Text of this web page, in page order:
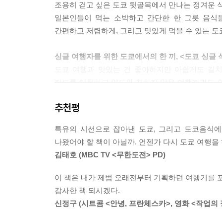
--- p.167, <한낮의 맥주타임 타코야끼>
인연이란 참 묘하다. 한 번으로 끝날 것 같은 그
눈에 들어온 낯익은 얼굴! 바로 그때 그 오모테산
--- p.263, <오모테산도, 길 위의 추억 커피 브레이크> 중에
조용히 걷고 싶은 도쿄 뒷골목에서 만나는 정겨운
일본인들이 먹는 소박하고 간단한 한 그릇 음
간편하고 저렴하게, 그리고 맛있게 먹을 수 있는
싱글 여행자를 위한 도쿄에서의 한 끼, <도쿄 싱글
지도를 미워하고 약도와 친하지 않은 여행자라도
그래서일까, 도쿄는 가끔 우리에게 몸으로 말을 건
그리고 그 어리둥절한 아픔 이후 우리는 조금씩 달
빈틈 없어 보여도 허점투성이,
하지만 그 허점을 꽁꽁 싸매고 무표정으로 가장한
그래서 도쿄가 유난히 싱글에게 잘 어울리는 건 아
-본문 중에서
추천평
특유의 시선으로 잡아낸 도쿄, 그리고 도쿄음식
나왔어야 할 책이 아닐까. 언젠가 다시 도쿄 여행
김태호 (MBC TV <무한도전> PD)
이 책은 내가 제법 오래전부터 기획하던 여행기를
감사한 책 되시겠다.
신정구 (시트콤 <안녕, 프란체스카>, 영화 <작업의